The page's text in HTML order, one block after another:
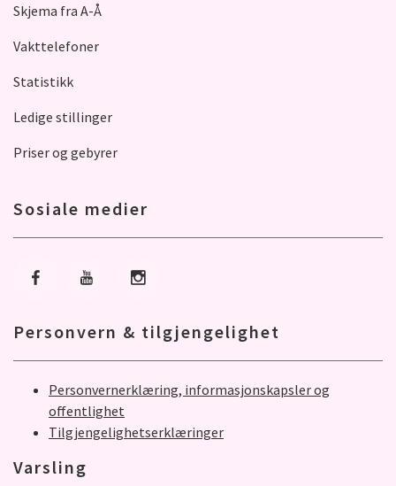
Skjema fra A-Å
Vakttelefoner
Statistikk
Ledige stillinger
Priser og gebyrer
Sosiale medier
Gå til Facebook
Gå til YoutubeGå til Instagram
Personvern & tilgjengelighet
Personvernerklæring, informasjonskapsler og
offentlighet
Tilgjengelighetserklæringer
Varsling